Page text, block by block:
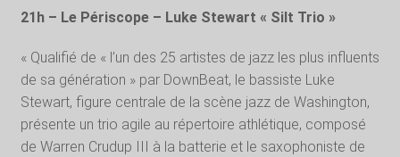
21h – Le Périscope – Luke Stewart « Silt Trio »
« Qualifié de « l’un des 25 artistes de jazz les plus influents
de sa génération » par DownBeat, le bassiste Luke
Stewart, figure centrale de la scène jazz de Washington,
présente un trio agile au répertoire athlétique, composé
de Warren Crudup III à la batterie et le saxophoniste de